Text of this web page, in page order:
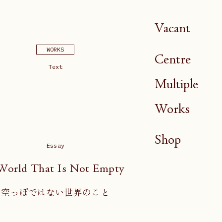
Vacant
Centre
Multiple
Works
Shop
WORKS
Text
Essay
That Is Not Empty
空っぽではない世界のこと